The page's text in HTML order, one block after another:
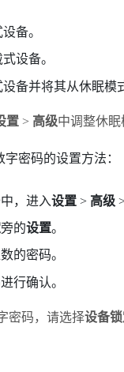
备。
设备。
备并将其从休眠模
置> 高级中调整休眠
密码的设置方法：
，进入设置> 高级
旁的设置。
的密码。
行确认。
密码，请选择设备